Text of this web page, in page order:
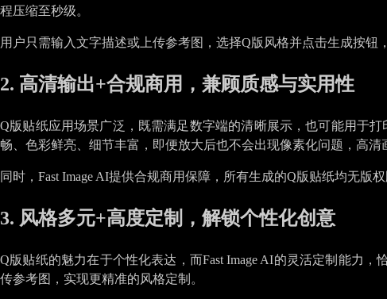
程压缩至秒级。
用户只需输入文字描述或上传参考图，选择Q版风格并点击生成按
2. 高清输出+合规商用，兼顾质感与实用性
Q版贴纸应用场景广泛，既需满足数字端的清晰展示，也可能用于
畅、色彩鲜亮、细节丰富，即便放大后也不会出现像素化问题，高
同时，Fast Image AI提供合规商用保障，所有生成的Q版贴纸均无版
3. 风格多元+高度定制，解锁个性化创意
Q版贴纸的魅力在于个性化表达，而Fast Image AI的灵活定制能力
传参考图，实现更精准的风格定制。